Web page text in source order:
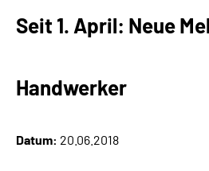
Beratung
Seit 1. April: Neue
Handwerker
Datum: 20.06.2018